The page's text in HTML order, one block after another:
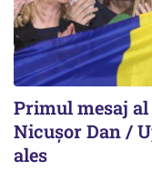
Primul mesaj
Nicușor Dan /
ales